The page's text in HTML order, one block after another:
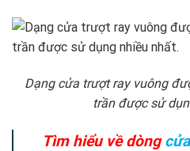
Dạng cửa trượt ray vuông
trần được sử
Tìm hiểu về dòng